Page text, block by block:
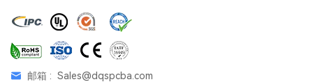
邮箱 : Sales@dqspcba.com